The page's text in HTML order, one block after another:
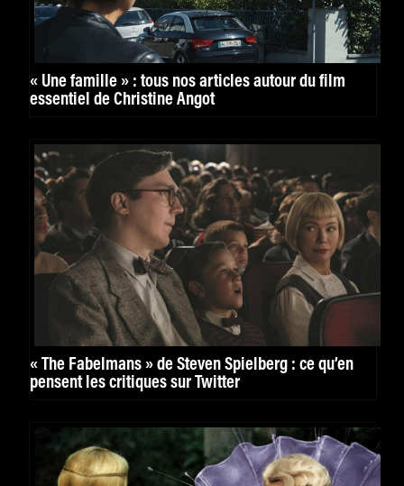
« Une famille » : tous nos articles autour du film
essentiel de Christine Angot
« The Fabelmans » de Steven Spielberg : ce qu’en
pensent les critiques sur Twitter